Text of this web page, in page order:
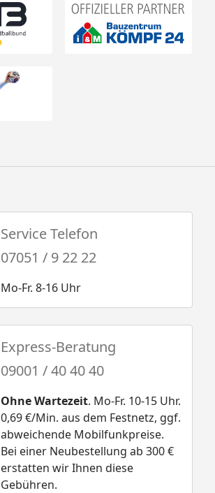
Service Telefon
07051 / 9 22 22
Mo-Fr. 8-16 Uhr
Express-Beratung
09001 / 40 40 40
Ohne Wartezeit. Mo-Fr. 10-15 Uhr.
0,69 €/Min. aus dem Festnetz, ggf.
abweichende Mobilfunkpreise.
Bei einer Neubestellung ab 300 €
erstatten wir Ihnen diese
Gebühren.